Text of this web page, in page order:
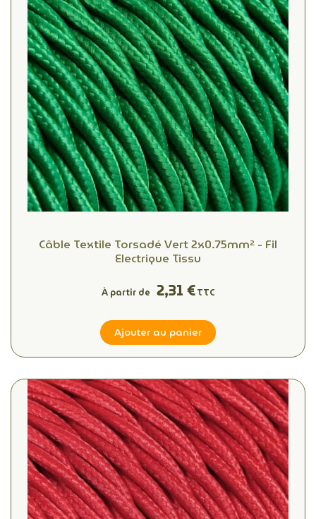
Câble Textile Torsadé Vert 2x0.75mm² - Fil
Electrique Tissu
À partir de 2,31 €TTC
Ajouter au panier